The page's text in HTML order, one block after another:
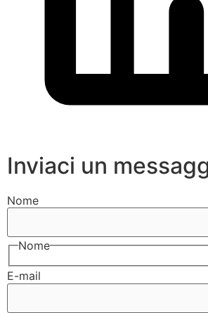
Inviaci un
Nome
Nome
E-mail